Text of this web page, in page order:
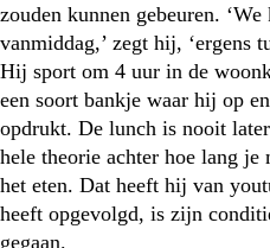
zouden kunnen gebeuren.
vanmiddag,’ zegt hij, ‘ergens
Hij sport om 4 uur in de
een soort bankje waar hij op
opdrukt. De lunch is nooit
hele theorie achter hoe lang je
het eten. Dat heeft hij van
heeft opgevolgd, is zijn
gegaan.